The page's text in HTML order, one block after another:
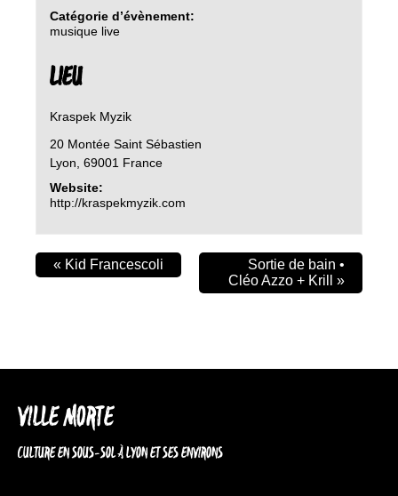
Catégorie d’évènement:
musique live
LIEU
Kraspek Myzik
20 Montée Saint Sébastien
Lyon 69001 France
Website:
http://kraspekmyzik.com
« Kid Francescoli
Sortie de bain •
Cléo Azzo + Krill »
VILLE MORTE
CULTURE EN SOUS-SOL À LYON ET SES ENVIRONS